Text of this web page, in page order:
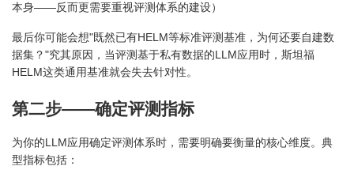
本身——反而更需要重视评测体系的建设）
最后你可能会想"既然已有HELM等标准评测基准，为何还要自建数
据集？"究其原因，当评测基于私有数据的LLM应用时，斯坦福
HELM这类通用基准就会失去针对性。
第二步——确定评测指标
为你的LLM应用确定评测体系时，需要明确要衡量的核心维度。典
型指标包括：